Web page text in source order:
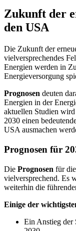
Zukunft der
den USA
Die Zukunft der
vielversprechendes
Energien werden in
Energieversorgung
Prognosen deuten
Energien in der
aktuellen Studien wird
2030 einen
USA ausmachen
Prognosen für
Die Prognosen für
vielversprechend. Es
weiterhin die
Einige der
Ein Anstieg der